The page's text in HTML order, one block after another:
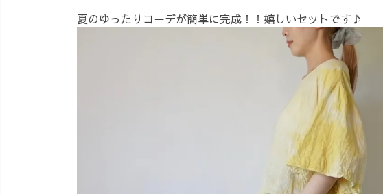
夏のゆったりコーデが簡単に完成！！嬉しいセットです♪